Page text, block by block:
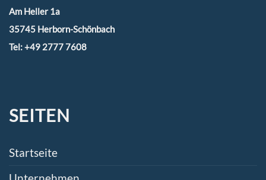
Am Heller 1a
35745 Herborn-Schönbach
Tel:+49 2777 7608
SEITEN
Startseite